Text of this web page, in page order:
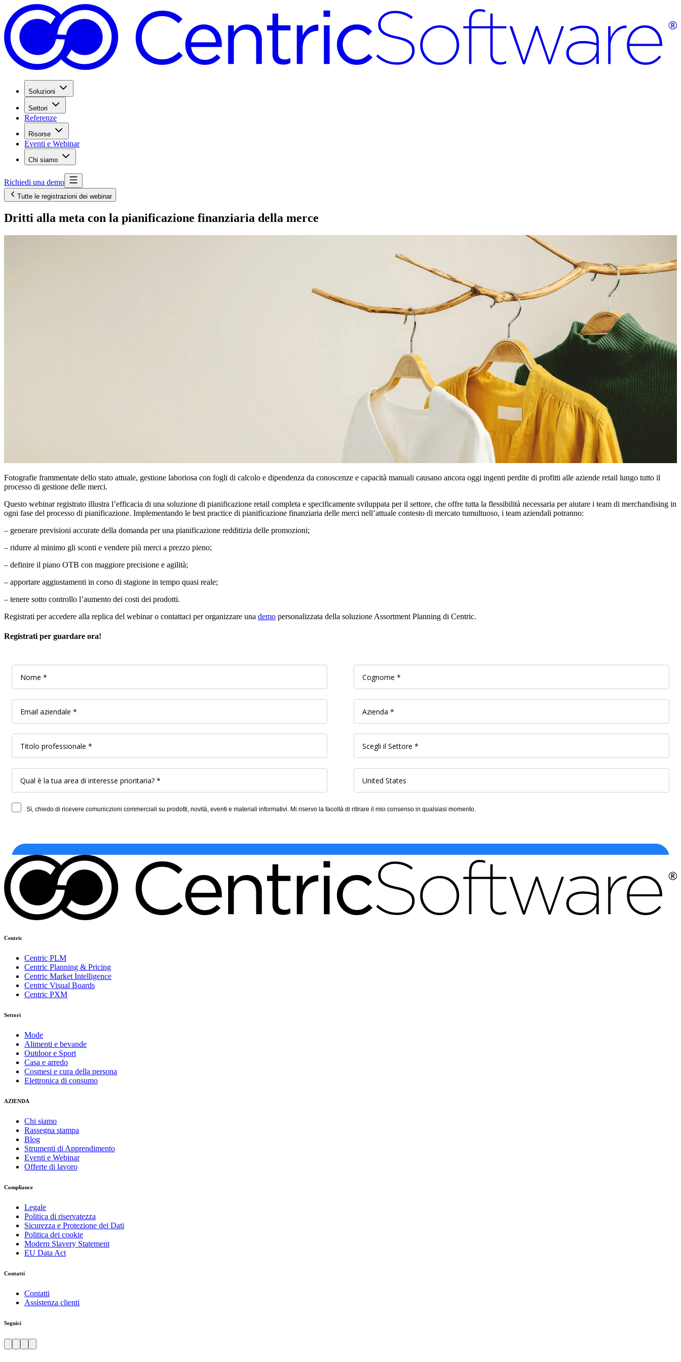
Soluzioni
Settori
Referenze
Risorse
Eventi e Webinar
Chi siamo
Richiedi una demo
Tutte le registrazioni dei webinar
Dritti alla meta con la pianificazione finanziaria della merce
Fotografie frammentate dello stato attuale, gestione laboriosa con fogli di calcolo e dipendenza da conoscenze e capacità manuali causano ancora oggi ingenti perdite di profitti alle aziende retail lungo tutto il
processo di gestione delle merci.
Questo webinar registrato illustra l’efficacia di una soluzione di pianificazione retail completa e specificamente sviluppata per il settore, che offre tutta la flessibilità necessaria per aiutare i team di merchandising in
ogni fase del processo di pianificazione. Implementando le best practice di pianificazione finanziaria delle merci nell’attuale contesto di mercato tumultuoso, i team aziendali potranno:
– generare previsioni accurate della domanda per una pianificazione redditizia delle promozioni;
– ridurre al minimo gli sconti e vendere più merci a prezzo pieno;
– definire il piano OTB con maggiore precisione e agilità;
– apportare aggiustamenti in corso di stagione in tempo quasi reale;
– tenere sotto controllo l’aumento dei costi dei prodotti.
Registrati per accedere alla replica del webinar o contattaci per organizzare una demo personalizzata della soluzione Assortment Planning di Centric.
Registrati per guardare ora!
Centric
Centric PLM
Centric Planning & Pricing
Centric Market Intelligence
Centric Visual Boards
Centric PXM
Settori
Mode
Alimenti e bevande
Outdoor e Sport
Casa e arredo
Cosmesi e cura della persona
Elettronica di consumo
AZIENDA
Chi siamo
Rassegna stampa
Blog
Strumenti di Apprendimento
Eventi e Webinar
Offerte di lavoro
Compliance
Legale
Politica di riservatezza
Sicurezza e Protezione dei Dati
Politica dei cookie
Modern Slavery Statement
EU Data Act
Contatti
Contatti
Assistenza clienti
Seguici